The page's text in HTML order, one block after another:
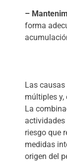
–
forma
Las
múltiples y,
La
riesgo que
medidas
origen del